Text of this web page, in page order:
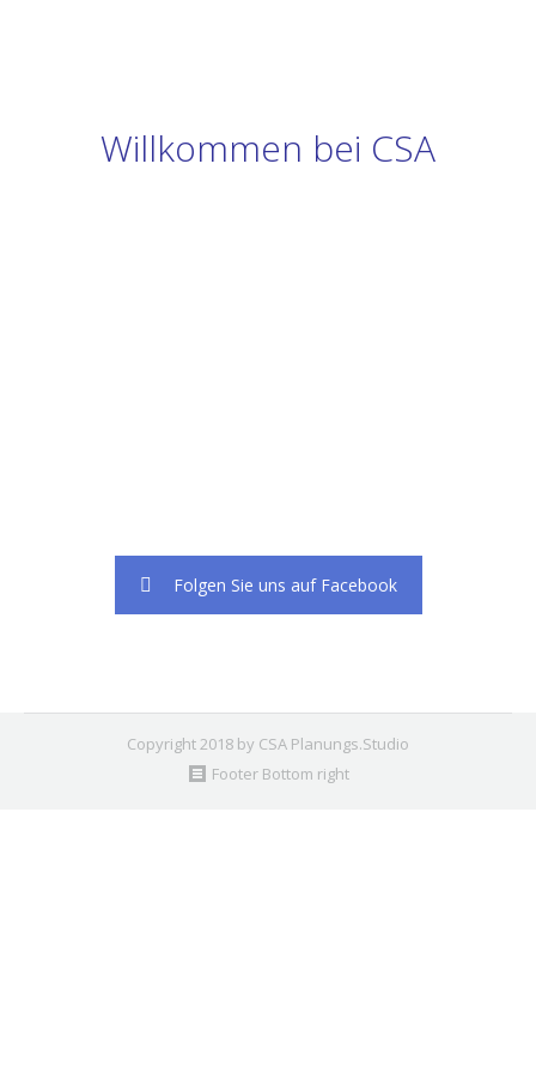
Willkommen bei CSA
Folgen Sie uns auf Facebook
Copyright 2018 by CSA Planungs.Studio
Footer Bottom right